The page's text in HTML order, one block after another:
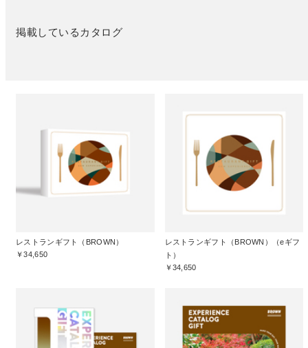
掲載しているカタログ
レストランギフト（BROWN）
￥34,650
レストランギフト（BROWN）（eギフ
ト）
￥34,650